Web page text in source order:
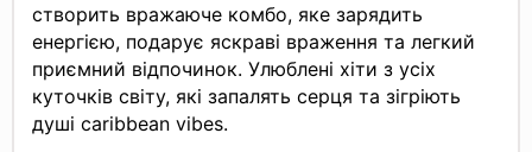
створить вражаюче комбо, яке зарядить
енергією, подарує яскраві враження та легкий
приємний відпочинок. Улюблені хіти з усіх
куточків світу, які запалять серця та зігріють
душі caribbean vibes.